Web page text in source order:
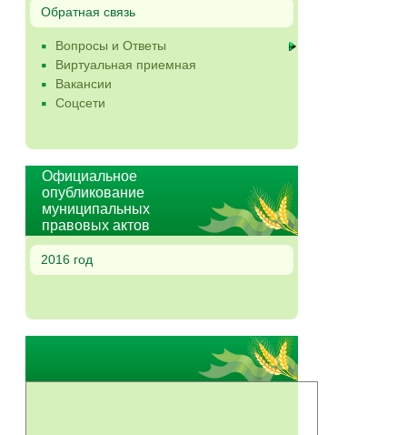
Обратная связь
Вопросы и Ответы
Виртуальная приемная
Вакансии
Соцсети
Официальное
опубликование
муниципальных
правовых актов
2016 год